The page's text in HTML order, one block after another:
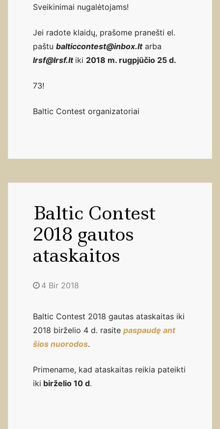
Sveikinimai nugalėtojams!
Jei radote klaidų, prašome pranešti el.
paštu balticcontest@inbox.lt arba
lrsf@lrsf.lt iki 2018 m. rugpjūčio 25 d.
73!
Baltic Contest organizatoriai
Baltic Contest
2018 gautos
ataskaitos
4 Bir 2018
Baltic Contest 2018 gautas ataskaitas iki
2018 birželio 4 d. rasite paspaudę ant
šios nuorodos.
Primename, kad ataskaitas reikia pateikti
iki birželio 10 d.